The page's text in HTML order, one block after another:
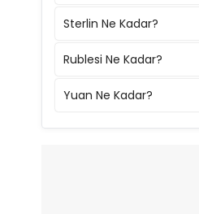
Sterlin Ne Kadar?
Rublesi Ne Kadar?
Yuan Ne Kadar?